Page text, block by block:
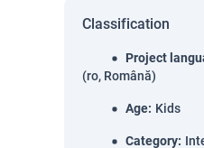
Classification
Project
(ro, Română)
Age: Kids
Category: